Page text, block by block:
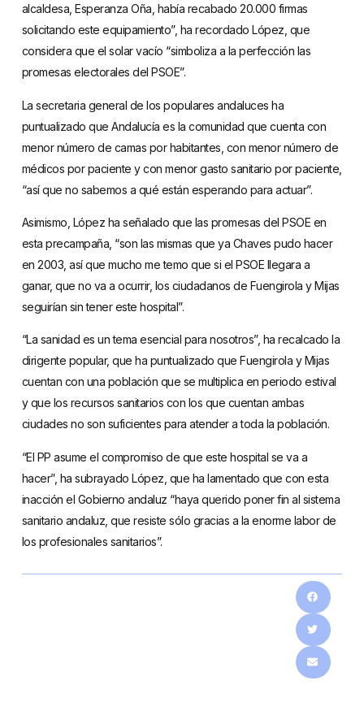
alcaldesa, Esperanza Oña, había recabado 20.000 firmas
solicitando este equipamiento”, ha recordado López, que
considera que el solar vacío “simboliza a la perfección las
promesas electorales del PSOE”.
La secretaria general de los populares andaluces ha
puntualizado que Andalucía es la comunidad que cuenta con
menor número de camas por habitantes, con menor número de
médicos por paciente y con menor gasto sanitario por paciente,
“así que no sabemos a qué están esperando para actuar”.
Asimismo, López ha señalado que las promesas del PSOE en
esta precampaña, “son las mismas que ya Chaves pudo hacer
en 2003, así que mucho me temo que si el PSOE llegara a
ganar, que no va a ocurrir, los ciudadanos de Fuengirola y Mijas
seguirían sin tener este hospital”.
“La sanidad es un tema esencial para nosotros”, ha recalcado la
dirigente popular, que ha puntualizado que Fuengirola y Mijas
cuentan con una población que se multiplica en periodo estival
y que los recursos sanitarios con los que cuentan ambas
ciudades no son suficientes para atender a toda la población.
“El PP asume el compromiso de que este hospital se va a
hacer”, ha subrayado López, que ha lamentado que con esta
inacción el Gobierno andaluz “haya querido poner fin al sistema
sanitario andaluz, que resiste sólo gracias a la enorme labor de
los profesionales sanitarios”.